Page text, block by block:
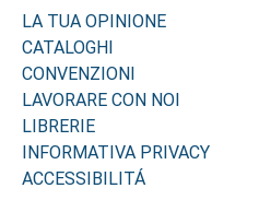
LA TUA OPINIONE
CATALOGHI
CONVENZIONI
LAVORARE CON NOI
LIBRERIE
INFORMATIVA PRIVACY
ACCESSIBILITÁ